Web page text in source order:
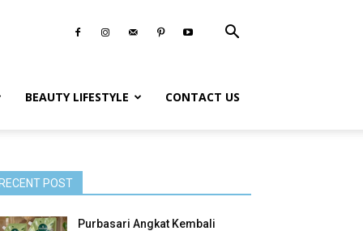
BEAUTY LIFESTYLE CONTACT US
RECENT POST
Purbasari Angkat Kembali